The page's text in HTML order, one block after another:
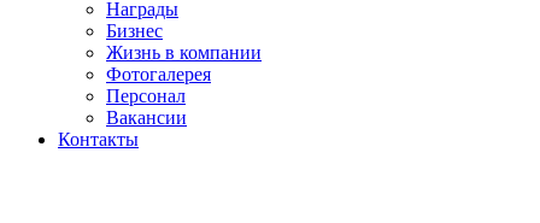
Награды
Бизнес
Жизнь в компании
Фотогалерея
Персонал
Вакансии
Контакты